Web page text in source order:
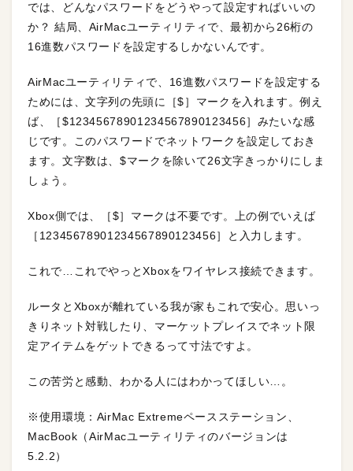
では、どんなパスワードをどうやって設定すればいいの
か？ 結局、AirMacユーティリティで、最初から26桁の
16進数パスワードを設定するしかないんです。
AirMacユーティリティで、16進数パスワードを設定する
ためには、文字列の先頭に［$］マークを入れます。例え
ば、［$12345678901234567890123456］みたいな感
じです。このパスワードでネットワークを設定しておき
ます。文字数は、$マークを除いて26文字きっかりにしま
しょう。
Xbox側では、［$］マークは不要です。上の例でいえば
［12345678901234567890123456］と入力します。
これで…これでやっとXboxをワイヤレス接続できます。
ルータとXboxが離れている我が家もこれで安心。思いっ
きりネット対戦したり、マーケットプレイスでネット限
定アイテムをゲットできるって寸法ですよ。
この苦労と感動、わかる人にはわかってほしい…。
※使用環境：AirMac Extremeペースステーション、
MacBook（AirMacユーティリティのバージョンは
5.2.2）